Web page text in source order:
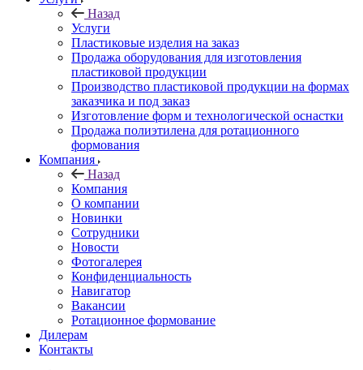
Назад
Услуги
Пластиковые изделия на заказ
Продажа оборудования для изготовления
пластиковой продукции
Производство пластиковой продукции на формах
заказчика и под заказ
Изготовление форм и технологической оснастки
Продажа полиэтилена для ротационного
формования
Компания
Назад
Компания
О компании
Новинки
Сотрудники
Новости
Фотогалерея
Конфиденциальность
Навигатор
Вакансии
Ротационное формование
Дилерам
Контакты